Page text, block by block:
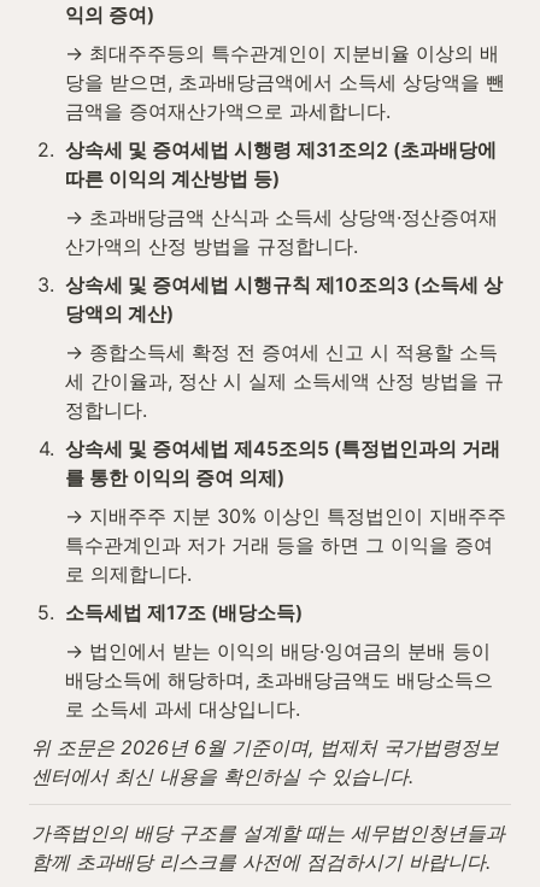
익의 증여)
→ 최대주주등의 특수관계인이 지분비율 이상의 배
당을 받으면, 초과배당금액에서 소득세 상당액을 뺀
금액을 증여재산가액으로 과세합니다.
2. 상속세 및 증여세법 시행령 제31조의2 (초과배당에
따른 이익의 계산방법 등)
→ 초과배당금액 산식과 소득세 상당액·정산증여재
산가액의 산정 방법을 규정합니다.
3. 상속세 및 증여세법 시행규칙 제10조의3 (소득세 상
당액의 계산)
→ 종합소득세 확정 전 증여세 신고 시 적용할 소득
세 간이율과, 정산 시 실제 소득세액 산정 방법을 규
정합니다.
4. 상속세 및 증여세법 제45조의5 (특정법인과의 거래
를 통한 이익의 증여 의제)
→ 지배주주 지분 30% 이상인 특정법인이 지배주주
특수관계인과 저가 거래 등을 하면 그 이익을 증여
로 의제합니다.
5. 소득세법 제17조 (배당소득)
→ 법인에서 받는 이익의 배당·잉여금의 분배 등이
배당소득에 해당하며, 초과배당금액도 배당소득으
로 소득세 과세 대상입니다.
위 조문은 2026년 6월 기준이며, 법제처 국가법령정보
센터에서 최신 내용을 확인하실 수 있습니다.
가족법인의 배당 구조를 설계할 때는 세무법인청년들과
함께 초과배당 리스크를 사전에 점검하시기 바랍니다.